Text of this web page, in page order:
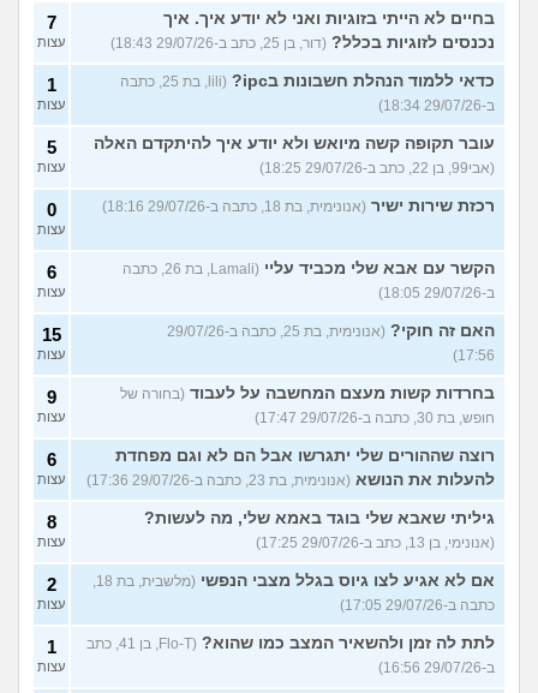
בחיים לא הייתי בזוגיות ואני לא יודע איך. איך
נכנסים לזוגיות בכלל? (דור, בן 25, כתב ב-29/07/26 18:43)
7
עצות
כדאי ללמוד הנהלת חשבונות בipc?
(lili, בת 25, כתבה
ב-29/07/26 18:34)
1
עצות
עובר תקופה קשה מיואש ולא יודע איך להיתקדם האלה
(אבי99, בן 22, כתב ב-29/07/26 18:25)
5
עצות
רכזת שירות ישיר (אנונימית, בת 18, כתבה ב-29/07/26 18:16) 0
עצות
הקשר עם אבא שלי מכביד עליי
(Lamali, בת 26, כתבה
ב-29/07/26 18:05)
6
עצות
האם זה חוקי?
(אנונימית, בת 25, כתבה ב-29/07/26
17:56)
15
עצות
בחרדות קשות מעצם המחשבה על לעבוד (בחורה של
חופש, בת 30, כתבה ב-29/07/26 17:47)
9
עצות
רוצה שההורים שלי יתגרשו אבל הם לא וגם מפחדת
להעלות את הנושא (אנונימית, בת 23, כתבה ב-29/07/26 17:36)
6
עצות
גיליתי שאבא שלי בוגד באמא שלי, מה לעשות?
(אנונימי, בן 13, כתב ב-29/07/26 17:25)
8
עצות
אם לא אגיע לצו גיוס בגלל מצבי הנפשי
(מלשבית, בת 18,
כתבה ב-29/07/26 17:05)
2
עצות
לתת לה זמן ולהשאיר המצב כמו שהוא?
(Flo-T, בן 41, כתב
ב-29/07/26 16:56)
1
עצות